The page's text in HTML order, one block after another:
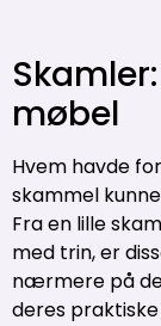
møbel
Hvem havde
skammel
Fra en lille
med trin, er
nærmere på
deres